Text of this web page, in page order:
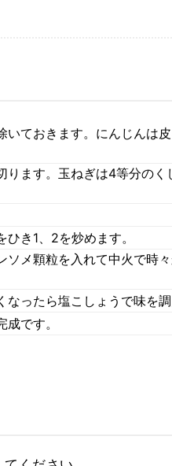
ておきます。にんじんは
ります。玉ねぎは4等分の
き1、2を炒めます。
ソメ顆粒を入れて中火で時
ったら塩こしょうで味を調
です。